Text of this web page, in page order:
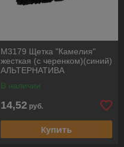
М3179 Щетка "Камелия"
жесткая (с черенком)(синий)
АЛЬТЕРНАТИВА
В наличии
14,52 руб.
Купить